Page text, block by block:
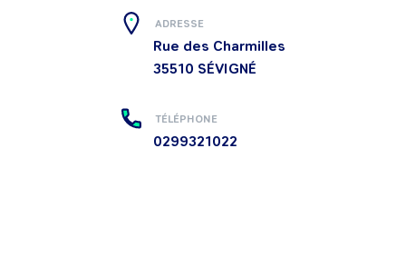
ADRESSE
Rue des Charmilles
35510 SÉVIGNÉ
TÉLÉPHONE
0299321022